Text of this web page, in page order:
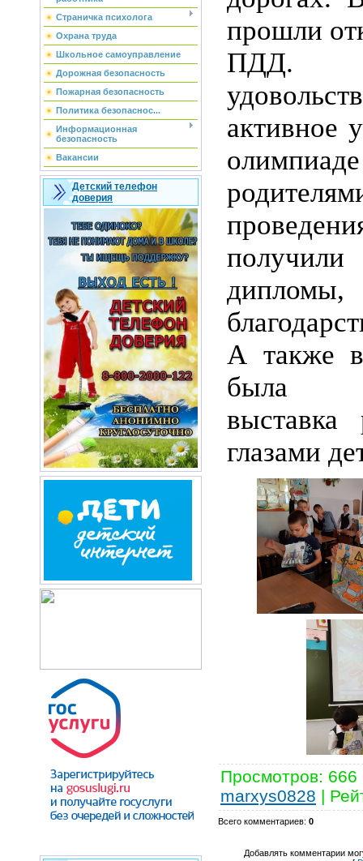
Страничка психолога
Охрана труда
Школьное самоуправление
Дорожная безопасность
Пожарная безопасность
Политика безопаснос...
Информационная
безопасность
Вакансии
Детский телефон
доверия
прошли
ПДД.
активное
дипломы,
А также
была
глазами
Просмотров:
marxys0828 |
Всего комментариев: 0
Добавлять комментарии